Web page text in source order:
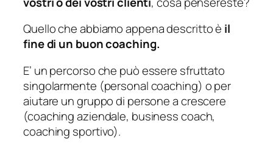
Quello che abbiamo appena descritto è il
fine di un buon coaching.
E’ un percorso che può essere sfruttato
singolarmente (personal coaching) o per
aiutare un gruppo di persone a crescere
(coaching aziendale, business coach,
coaching sportivo).